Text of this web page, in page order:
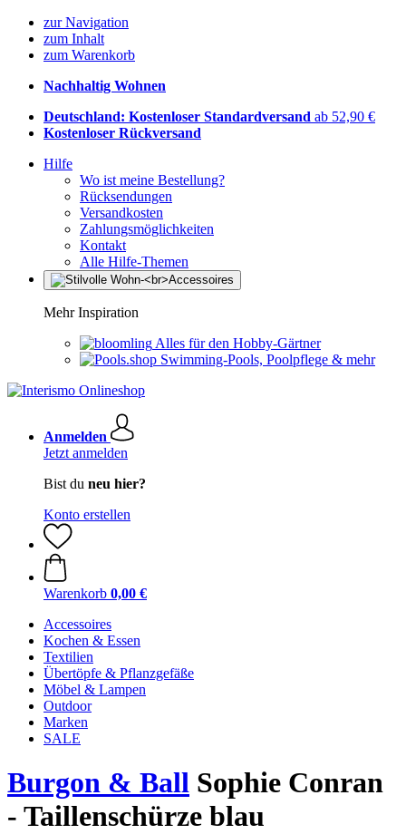
zur Navigation
zum Inhalt
zum Warenkorb
Nachhaltig Wohnen
Deutschland: Kostenloser Standardversand ab 52,90 €
Kostenloser Rückversand
Hilfe
Wo ist meine Bestellung?
Rücksendungen
Versandkosten
Zahlungsmöglichkeiten
Kontakt
Alle Hilfe-Themen
Mehr Inspiration
Alles für den Hobby-Gärtner
Swimming-Pools, Poolpflege & mehr
Anmelden
Jetzt anmelden
Bist du neu hier?
Konto erstellen
Warenkorb 0,00 €
Accessoires
Kochen & Essen
Textilien
Übertöpfe & Pflanzgefäße
Möbel & Lampen
Outdoor
Marken
SALE
Burgon & Ball Sophie Conran
- Taillenschürze blau